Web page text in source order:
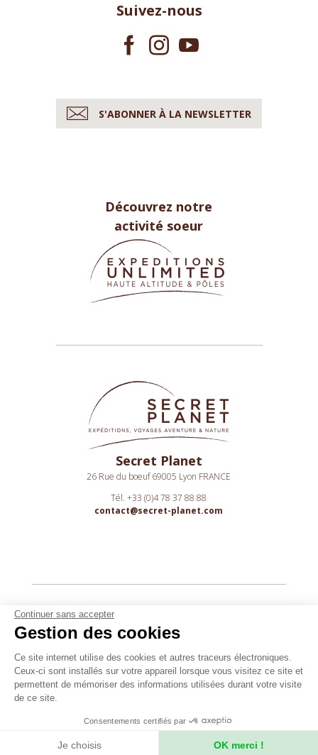
Suivez-nous
S'ABONNER À LA NEWSLETTER
Découvrez notre
activité soeur
Secret Planet
26 Rue du boeuf 69005 Lyon FRANCE
Tél. +33 (0)4 78 37 88 88
contact@secret-planet.com
Podcast
Assurances
CGV
Mentions légales
Continuer sans accepter
Gestion des cookies
Ce site internet utilise des cookies et autres traceurs électroniques.
Ceux-ci sont installés sur votre appareil lorsque vous visitez ce site et
permettent de mémoriser des informations utilisées durant votre visite
de ce site.
Consentements certifiés par
Je choisis OK merci !